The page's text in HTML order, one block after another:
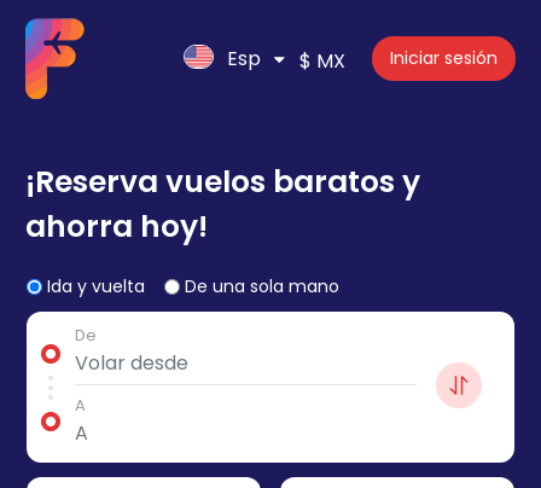
Esp $ MX Iniciar sesión
¡Reserva vuelos baratos y
ahorra hoy!
Ida y vuelta De una sola mano
De
A